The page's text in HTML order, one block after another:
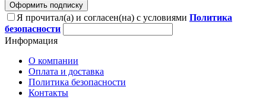
Оформить подписку
Я прочитал(а) и согласен(на) с условиями Политика
безопасности
Информация
О компании
Оплата и доставка
Политика безопасности
Контакты